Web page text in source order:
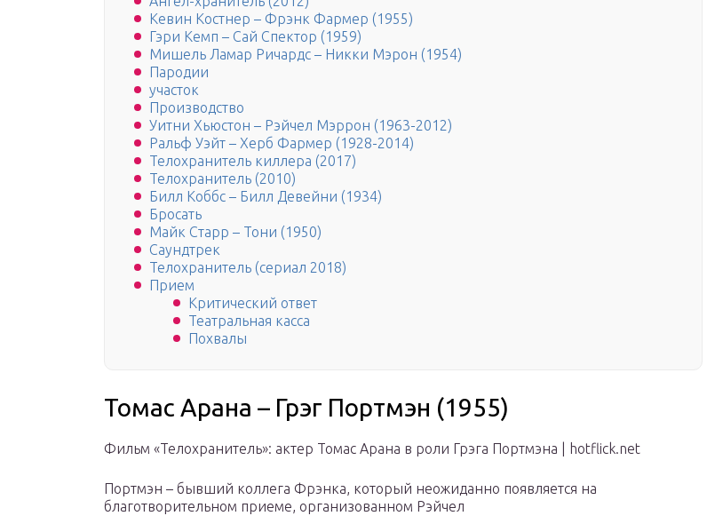
Кевин Костнер – Фрэнк Фармер (1955)
Гэри Кемп – Сай Спектор (1959)
Мишель Ламар Ричардс – Никки Мэрон (1954)
Пародии
участок
Производство
Уитни Хьюстон – Рэйчел Мэррон (1963-2012)
Ральф Уэйт – Херб Фармер (1928-2014)
Телохранитель киллера (2017)
Телохранитель (2010)
Билл Коббс – Билл Девейни (1934)
Бросать
Майк Старр – Тони (1950)
Саундтрек
Телохранитель (сериал 2018)
Прием
Критический ответ
Театральная касса
Похвалы
Томас Арана – Грэг Портмэн (1955)
Фильм «Телохранитель»: актер Томас Арана в роли Грэга Портмэна | hotflick.net
Портмэн – бывший коллега Фрэнка, который неожиданно появляется на
благотворительном приеме, организованном Рэйчел